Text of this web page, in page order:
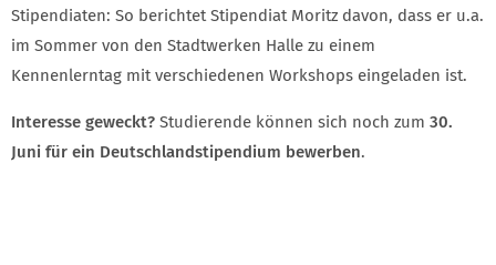
Stipendiaten: So berichtet Stipendiat Moritz davon, dass er u.a.
im Sommer von den Stadtwerken Halle zu einem
Kennenlerntag mit verschiedenen Workshops eingeladen ist.
Interesse geweckt? Studierende können sich noch zum 30.
Juni für ein Deutschlandstipendium bewerben.